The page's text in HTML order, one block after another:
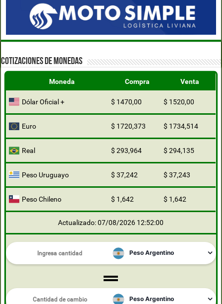
COTIZACIONES DE MONEDAS
Moneda Compra Venta
Dólar Oficial + $ 1470,00 $ 1520,00
Euro $ 1720,373 $ 1734,514
Real $ 293,964 $ 294,135
Peso Uruguayo $ 37,242 $ 37,243
Peso Chileno $ 1,642 $ 1,642
Actualizado: 07/08/2026 12:52:00